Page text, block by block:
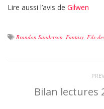
Lire aussi l’avis de Gilwen
Brandon Sanderson, Fantasy, Fils-
Bilan